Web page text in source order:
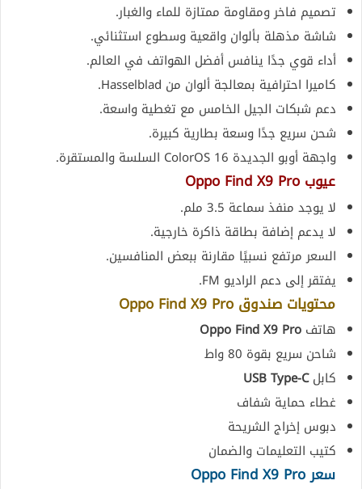
تصميم فاخر ومقاومة ممتازة للماء والغبار.
شاشة مذهلة بألوان واقعية وسطوع استثنائي.
أداء قوي جدًا ينافس أفضل الهواتف في العالم.
كاميرا احترافية بمعالجة ألوان من Hasselblad.
دعم شبكات الجيل الخامس مع تغطية واسعة.
شحن سريع جدًا وسعة بطارية كبيرة.
واجهة أوبو الجديدة ColorOS 16 السلسة والمستقرة.
عيوب Oppo Find X9 Pro
لا يوجد منفذ سماعة 3.5 ملم.
لا يدعم إضافة بطاقة ذاكرة خارجية.
السعر مرتفع نسبيًا مقارنة ببعض المنافسين.
يفتقر إلى دعم الراديو FM.
محتويات صندوق Oppo Find X9 Pro
هاتفOppo Find X9 Pro
شاحن سريع بقوة 80 واط
كابلUSB Type-C
غطاء حماية شفاف
دبوس إخراج الشريحة
كتيب التعليمات والضمان
سعر Oppo Find X9 Pro